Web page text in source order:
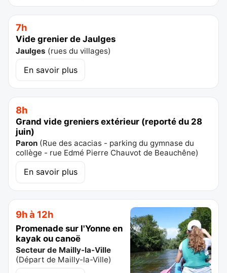
7h
Vide grenier de Jaulges
Jaulges (rues du villages)
En savoir plus
8h
Grand vide greniers extérieur (reporté du 28
juin)
Paron (Rue des acacias - parking du gymnase du
collège - rue Edmé Pierre Chauvot de Beauchêne)
En savoir plus
9h à 12h
Promenade sur l'Yonne en
kayak ou canoë
Secteur de Mailly-la-Ville
(Départ de Mailly-la-Ville)